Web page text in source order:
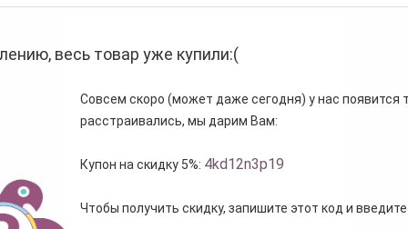
весь товар уже купили:(
Совсем скоро (может даже сегодня) у нас появится
расстраивались, мы дарим Вам:
Купон на скидку 5%: 4kd12n3p19
Чтобы получить скидку, запишите этот код и